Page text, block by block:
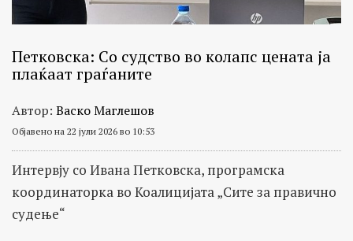
Петковска: Со судство во колапс цената ја
плаќаат граѓаните
Автор: Васко Маглешов
Објавено на 22 јули 2026 во 10:53
Интервју со Ивана Петковска, програмска
координаторка во Коалицијата „Сите за правично
судење“